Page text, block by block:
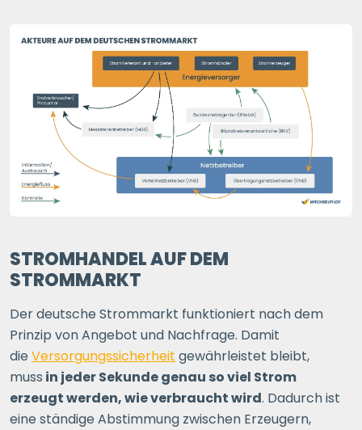
STROMHANDEL AUF DEM
STROMMARKT
Der deutsche Strommarkt funktioniert nach dem
Prinzip von Angebot und Nachfrage. Damit
die Versorgungssicherheit gewährleistet bleibt,
muss in jeder Sekunde genau so viel Strom
erzeugt werden, wie verbraucht wird. Dadurch ist
eine ständige Abstimmung zwischen Erzeugern,